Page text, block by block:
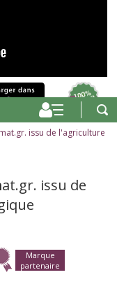
issu de l'agriculture
issu de
Marque
partenaire